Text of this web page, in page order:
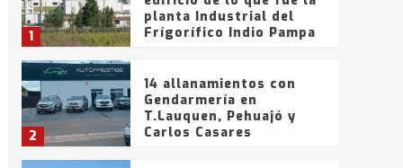
1
planta Industrial del
Frígorífico Indio Pampa
2
14 allanamientos con
Gendarmería en
T.Lauquen, Pehuajó y
Carlos Casares